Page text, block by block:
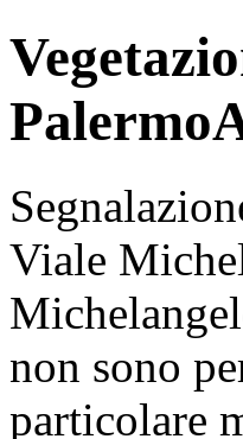
Viale
non sono
particolare